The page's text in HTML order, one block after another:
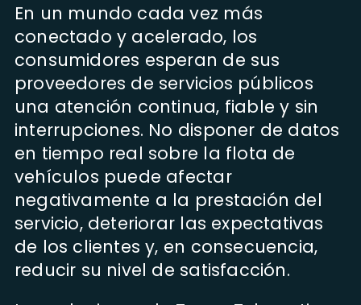
En un mundo cada vez más
conectado y acelerado, los
consumidores esperan de sus
proveedores de servicios públicos
una atención continua, fiable y sin
interrupciones. No disponer de datos
en tiempo real sobre la flota de
vehículos puede afectar
negativamente a la prestación del
servicio, deteriorar las expectativas
de los clientes y, en consecuencia,
reducir su nivel de satisfacción.